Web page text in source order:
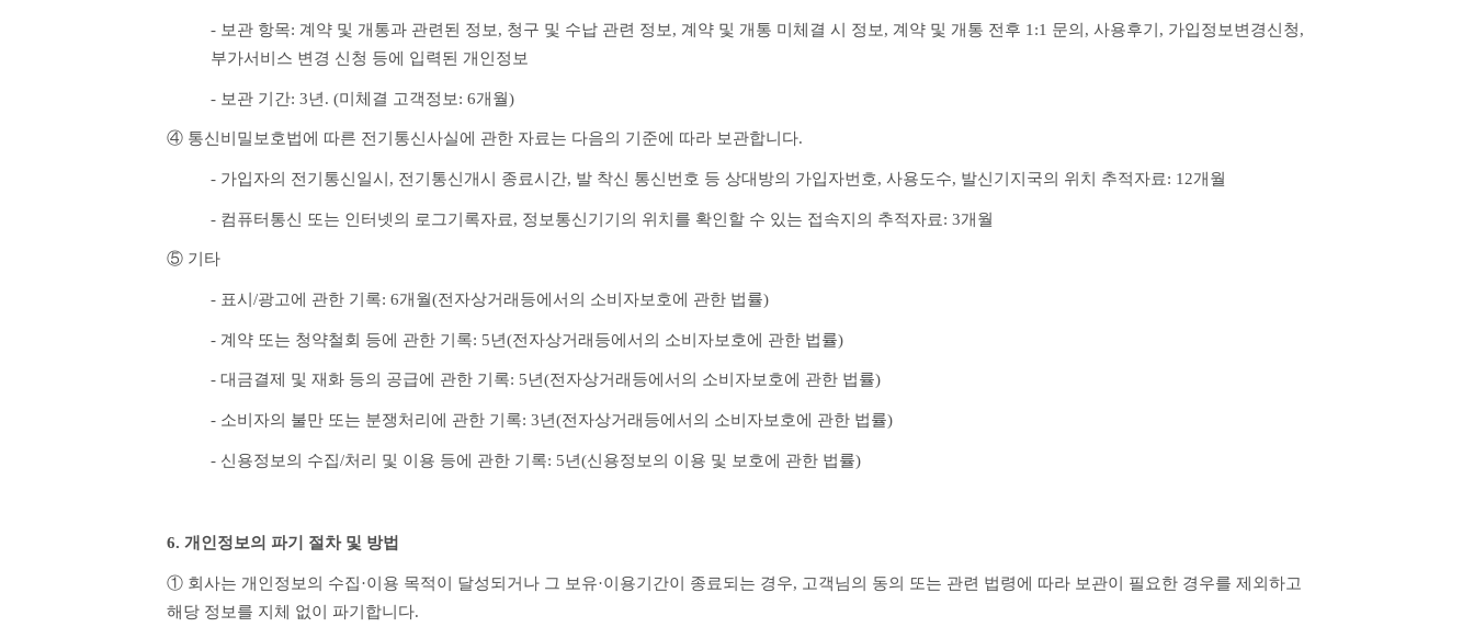
- 보관 항목: 계약 및 개통과 관련된 정보, 청구 및 수납 관련 정보, 계약 및 개통 미체결 시 정보, 계약 및 개통 전후 1:1 문의, 사용후기, 가입정보변경신청,
부가서비스 변경 신청 등에 입력된 개인정보
- 보관 기간: 3년. (미체결 고객정보: 6개월)
④ 통신비밀보호법에 따른 전기통신사실에 관한 자료는 다음의 기준에 따라 보관합니다.
- 가입자의 전기통신일시, 전기통신개시 종료시간, 발 착신 통신번호 등 상대방의 가입자번호, 사용도수, 발신기지국의 위치 추적자료: 12개월
- 컴퓨터통신 또는 인터넷의 로그기록자료, 정보통신기기의 위치를 확인할 수 있는 접속지의 추적자료: 3개월
⑤ 기타
- 표시/광고에 관한 기록: 6개월(전자상거래등에서의 소비자보호에 관한 법률)
- 계약 또는 청약철회 등에 관한 기록: 5년(전자상거래등에서의 소비자보호에 관한 법률)
- 대금결제 및 재화 등의 공급에 관한 기록: 5년(전자상거래등에서의 소비자보호에 관한 법률)
- 소비자의 불만 또는 분쟁처리에 관한 기록: 3년(전자상거래등에서의 소비자보호에 관한 법률)
- 신용정보의 수집/처리 및 이용 등에 관한 기록: 5년(신용정보의 이용 및 보호에 관한 법률)
6. 개인정보의 파기 절차 및 방법
① 회사는 개인정보의 수집·이용 목적이 달성되거나 그 보유·이용기간이 종료되는 경우, 고객님의 동의 또는 관련 법령에 따라 보관이 필요한 경우를 제외하고
해당 정보를 지체 없이 파기합니다.